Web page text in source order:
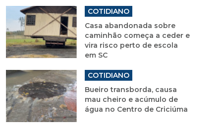
COTIDIANO
Casa abandonada sobre
caminhão começa a ceder e
vira risco perto de escola
em SC
COTIDIANO
Bueiro transborda, causa
mau cheiro e acúmulo de
água no Centro de Criciúma